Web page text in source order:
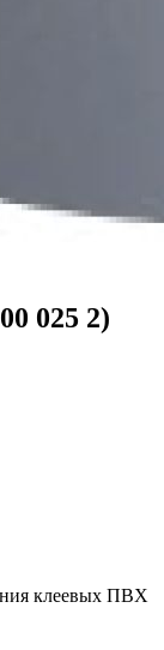
025 2)
клеевых ПВХ